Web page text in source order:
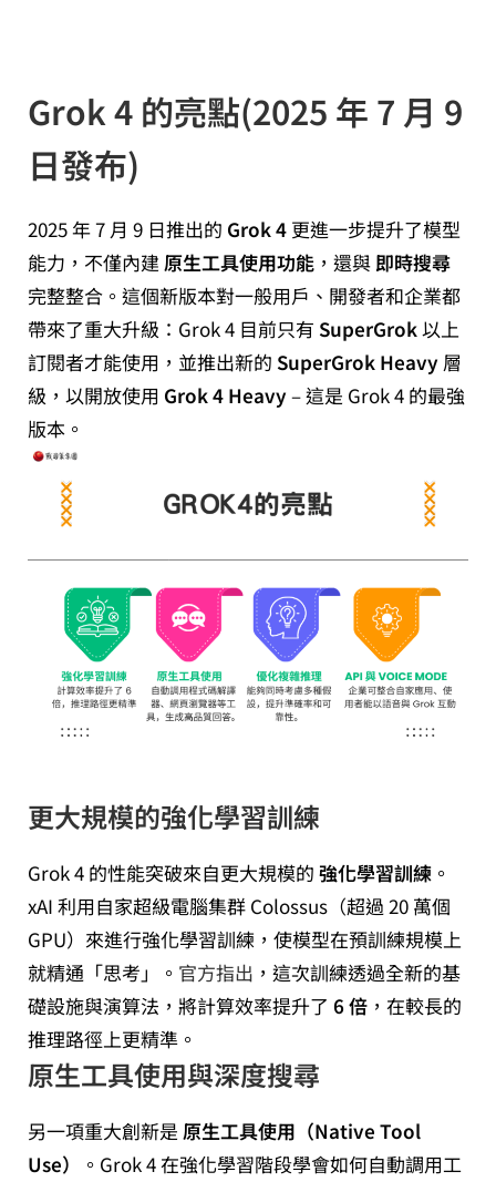
Grok 4 的亮點(2025 年 7 月 9
日發布)
2025 年 7 月 9 日推出的 Grok 4 更進一步提升了模型
能力，不僅內建 原生工具使用功能 ，還與 即時搜尋
完整整合。這個新版本對一般用戶、開發者和企業都
帶來了重大升級：Grok 4 目前只有 SuperGrok以上
訂閱者才能使用，並推出新的 SuperGrok Heavy 層
級，以開放使用 Grok 4 Heavy – 這是 Grok 4 的最強
版本。
更大規模的強化學習訓練
Grok 4 的性能突破來自更大規模的 強化學習訓練 。
xAI 利用自家超級電腦集群 Colossus（超過 20 萬個
GPU）來進行強化學習訓練，使模型在預訓練規模上
就精通「思考」。 官方指出 ，這次訓練透過全新的基
礎設施與演算法，將計算效率提升了 6 倍 ，在較長的
推理路徑上更精準。
原生工具使用與深度搜尋
另一項重大創新是 原生工具使用（Native Tool
Use）
。Grok 4 在強化學習階段學會如何自動調用工